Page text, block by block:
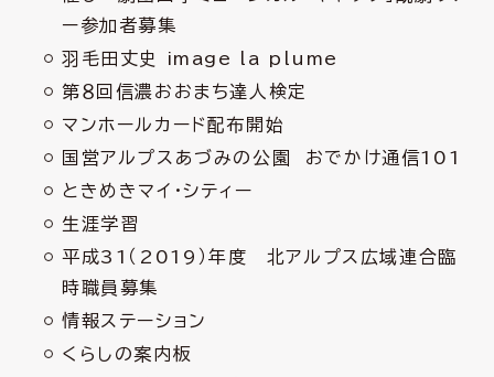
ー参加者募集
羽毛田丈史 image la plume
第８回信濃おおまち達人検定
マンホールカード配布開始
国営アルプスあづみの公園 おでかけ通信101
ときめきマイ・シティー
生涯学習
平成31（2019）年度 北アルプス広域連合臨
時職員募集
情報ステーション
くらしの案内板